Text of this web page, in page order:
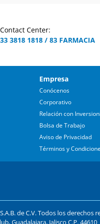
Contact Center:
33 3818 1818 / 83 FARMACIA
Empresa
Conócenos
Corporativo
Relación con
Bolsa de Trabajo
Aviso de Privacidad
Términos y
de C.V. Todos los derechos
Guadalajara, Jalisco C.P. 44610